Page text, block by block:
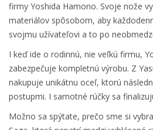
firmy Yoshida Hamono. Svoje nože
materiálov spôsobom, aby
svojmu užívateľovi a to po
I keď ide o rodinnú, nie veľkú firmu,
zabezpečuje kompletnú výrobu. Z
nakupuje unikátnu oceľ, ktorú
postupmi. I samotné rúčky sa
Možno sa spýtate, prečo sme si